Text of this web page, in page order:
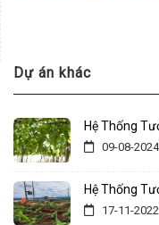
Dự án khác
Hệ Thống
09-08-2024
Hệ Thống
17-11-2022